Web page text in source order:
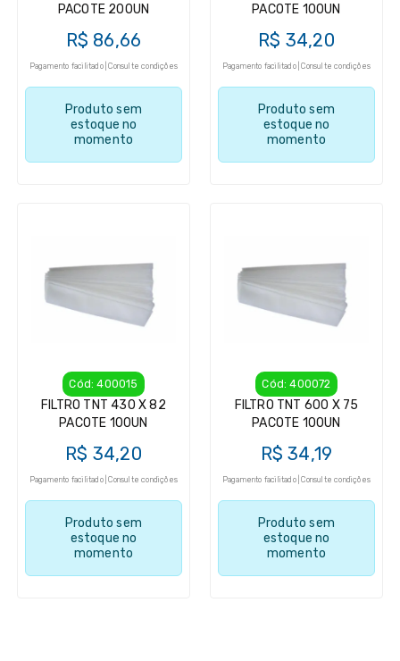
PACOTE 200UN
R$ 86,66
Pagamento facilitado | Consulte condições
Produto sem
estoque no
momento
PACOTE 100UN
R$ 34,20
Pagamento facilitado | Consulte condições
Produto sem
estoque no
momento
Cód: 400015
FILTRO TNT 430 X 82
PACOTE 100UN
R$ 34,20
Pagamento facilitado | Consulte condições
Produto sem
estoque no
momento
Cód: 400072
FILTRO TNT 600 X 75
PACOTE 100UN
R$ 34,19
Pagamento facilitado | Consulte condições
Produto sem
estoque no
momento